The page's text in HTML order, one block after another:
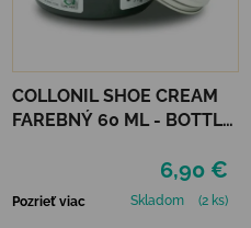
COLLONIL SHOE CREAM
FAREBNÝ 60 ML - BOTTLE
6,90 €
Pozrieť viac Skladom (2 ks)